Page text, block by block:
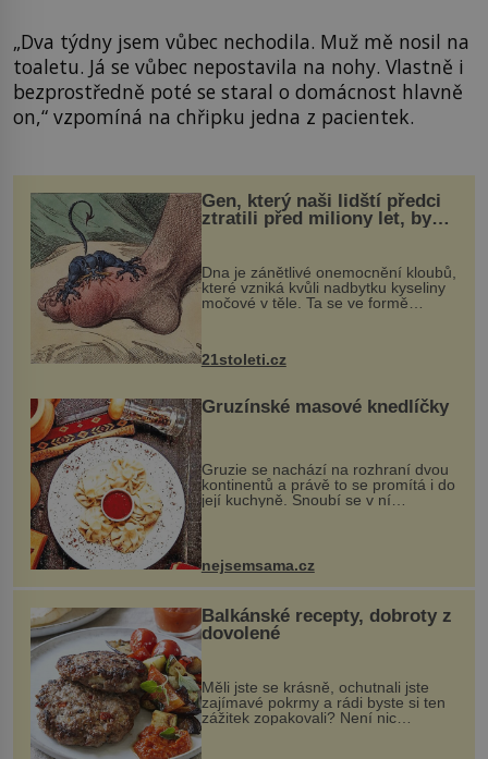
„Dva týdny jsem vůbec nechodila. Muž mě nosil na
toaletu. Já se vůbec nepostavila na nohy. Vlastně i
bezprostředně poté se staral o domácnost hlavně
on,“ vzpomíná na chřipku jedna z pacientek.
Gen, který naši lidští předci
ztratili před miliony let, by
mohl pomoci s léčbou
„nemoci králů“
Dna je zánětlivé onemocnění kloubů,
které vzniká kvůli nadbytku kyseliny
močové v těle. Ta se ve formě
nohou, a způsobuje bole...
21stoleti.cz
Gruzínské masové knedlíčky
Gruzie se nachází na rozhraní dvou
kontinentů a právě to se promítá i do
její kuchyně. Snoubí se v ní
evropské a asijské chutě a díky tomu
pokrmy, které rozhodně st...
nejsemsama.cz
Balkánské recepty, dobroty z
dovolené
Měli jste se krásně, ochutnali jste
zajímavé pokrmy a rádi byste si ten
zážitek zopakovali? Není nic
snazšího. Pljeskavica (10 porcí)
Možná jste ji ochutnali na dovolené v